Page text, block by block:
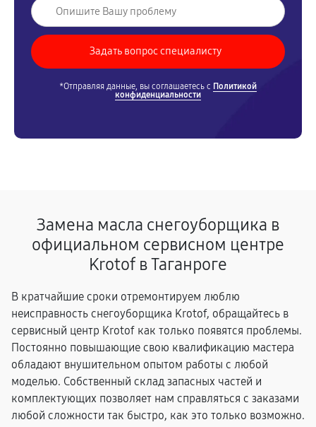
*Отправляя данные, вы соглашаетесь с Политикой
конфиденциальности
Замена масла снегоуборщика в
официальном сервисном центре
Krotof в Таганроге
В кратчайшие сроки отремонтируем люблю
неисправность снегоуборщика Krotof, обращайтесь в
сервисный центр Krotof как только появятся проблемы.
Постоянно повышающие свою квалификацию мастера
обладают внушительном опытом работы с любой
моделью. Собственный склад запасных частей и
комплектующих позволяет нам справляться с заказами
любой сложности так быстро, как это только возможно.